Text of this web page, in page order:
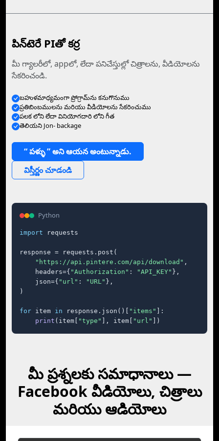
పిన్‌టెరే PIతో కర్ర
మీ గ్యాలరీలో, appలో, లేదా పనిచేస్తుల్లో చిత్రాలను, వీడియోలను
సేకరించండి.
బహుళమాధ్యమంగా ప్రోగ్రామ్‌ను కనుగొనుము
ప్రతిబింబములను మరియు వీడియోలను సేకరించుము
పలక లోని లేదా వినియోగదారి లోని గీత
తెలియని Jon- backage
“ పళ్ళు ” అని ఆయన అంటున్నాడు.
విస్తీర్ణం చూడండి
Python
import requests
response = requests.post(
"https://api.pintere.com/api/download" ,
    headers={
"Authorization" : "API_KEY" },
    json={
"url" : "URL" },
)
for item in response.json()[ "items"
]:
print (item[ "type" ], item[ "url" ])
మీ ప్రశ్నలకు సమాధానాలు —⁠
Facebook వీడియోలు, చిత్రాలు
మరియు ఆడియోలు